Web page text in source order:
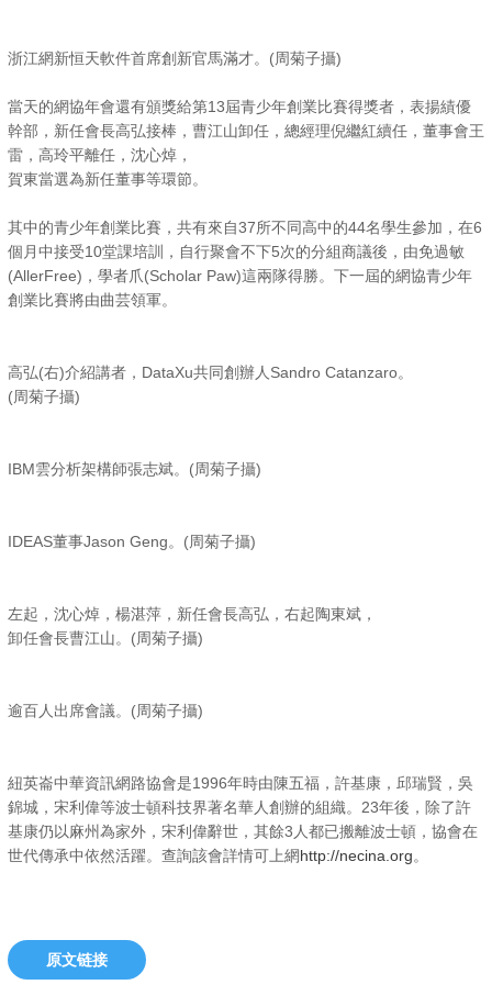
浙江網新恒天軟件首席創新官馬滿才。(周菊子攝)
當天的網協年會還有頒獎給第13屆青少年創業比賽得獎者，表揚績優
幹部，新任會長高弘接棒，曹江山卸任，總經理倪繼紅續任，董事會王
雷，高玲平離任，沈心焯，
賀東當選為新任董事等環節。
其中的青少年創業比賽，共有來自37所不同高中的44名學生參加，在6
個月中接受10堂課培訓，自行聚會不下5次的分組商議後，由免過敏
(AllerFree)，學者爪(Scholar Paw)這兩隊得勝。下一屆的網協青少年
創業比賽將由曲芸領軍。
高弘(右)介紹講者，DataXu共同創辦人Sandro Catanzaro。
(周菊子攝)
IBM雲分析架構師張志斌。(周菊子攝)
IDEAS董事Jason Geng。(周菊子攝)
左起，沈心焯，楊湛萍，新任會長高弘，右起陶東斌，
卸任會長曹江山。(周菊子攝)
逾百人出席會議。(周菊子攝)
紐英崙中華資訊網路協會是1996年時由陳五福，許基康，邱瑞賢，吳
錦城，宋利偉等波士頓科技界著名華人創辦的組織。23年後，除了許
基康仍以麻州為家外，宋利偉辭世，其餘3人都已搬離波士頓，協會在
世代傳承中依然活躍。查詢該會詳情可上網http://necina.org。
原文链接